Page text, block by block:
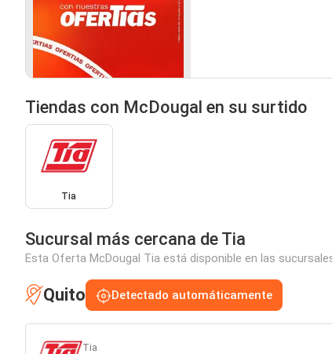
Tiendas con McDougal en su surtido
Tia
Sucursal más cercana de Tia
Esta Oferta McDougal Tia está disponible en las
Quito Detectado automáticamente
Tia